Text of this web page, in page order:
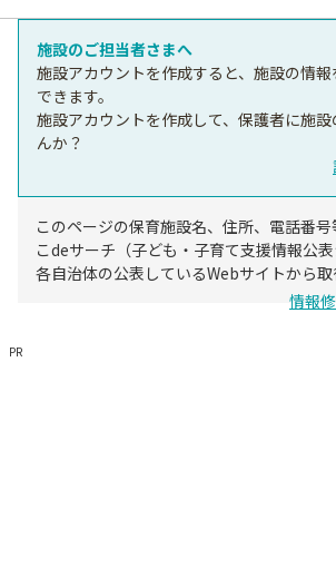
施設のご担当者さまへ
施設アカウントを作成すると、施設の情
できます。
施設アカウントを作成して、保護者に施
んか？
このページの保育施設名、住所、電話番
こdeサーチ（子ども・子育て支援情報公表
各自治体の公表しているWebサイトから取
情報
PR